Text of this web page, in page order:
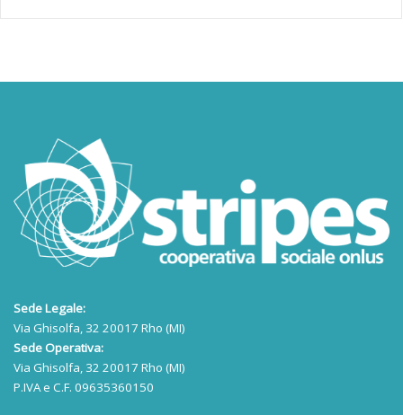
Sede Legale:
Via Ghisolfa, 32 20017 Rho (MI)
Sede Operativa:
Via Ghisolfa, 32 20017 Rho (MI)
P.IVA e C.F. 09635360150